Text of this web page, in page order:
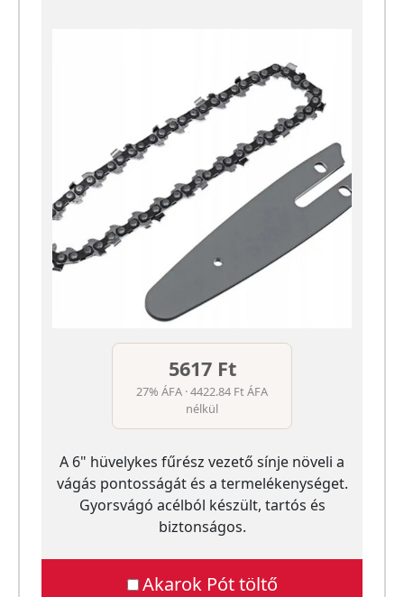
5617 Ft
27% ÁFA · 4422.84 Ft ÁFA
nélkül
A 6" hüvelykes fűrész vezető sínje növeli a
vágás pontosságát és a termelékenységet.
Gyorsvágó acélból készült, tartós és
biztonságos.
Akarok Pót töltő